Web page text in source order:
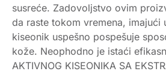
susreće. Zadovoljstvo ovim
da raste tokom vremena, imajući
kiseonik uspešno pospešuje
kože. Neophodno je istaći
AKTIVNOG KISEONIKA SA